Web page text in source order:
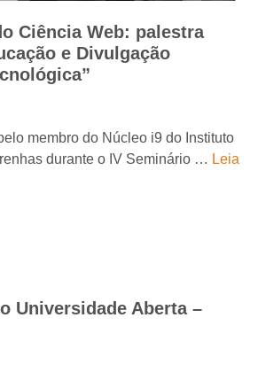
Ciência Web: palestra
e Divulgação
membro do Núcleo i9 do Instituto
durante o IV Seminário … Leia
Universidade Aberta –